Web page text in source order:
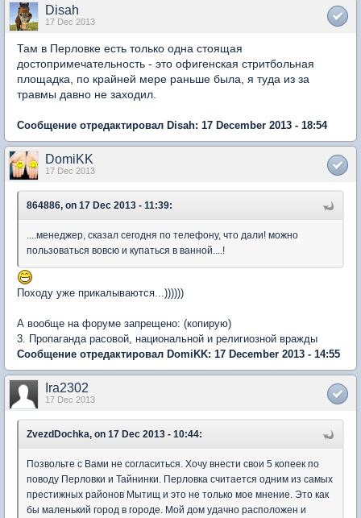
Disah
17 Dec 2013
Там в Перловке есть только одна стоящая
достопримечательность - это офигенская стритбольная
площадка, по крайней мере раньше была, я туда из за
травмы давно не заходил.
Сообщение отредактировал Disah: 17 December 2013 - 18:54
DomiKK
17 Dec 2013
864886, on 17 Dec 2013 - 11:39:
....менеджер, сказал сегодня по телефону, что дали! можно
пользоваться вовсю и купаться в ванной....!
Походу уже прикалываются...))))))
А вообще на форуме запрещено: (копирую)
3. Пропаганда расовой, национальной и религиозной вражды
Сообщение отредактировал DomiKK: 17 December 2013 - 14:55
Ira2302
17 Dec 2013
ZvezdDochka, on 17 Dec 2013 - 10:44:
Позвольте с Вами не согласиться. Хочу внести свои 5 копеек по
поводу Перловки и Тайнинки. Перловка считается одним из самых
престижных районов Мытищ и это не только мое мнение. Это как
бы маленький город в городе. Мой дом удачно расположен и